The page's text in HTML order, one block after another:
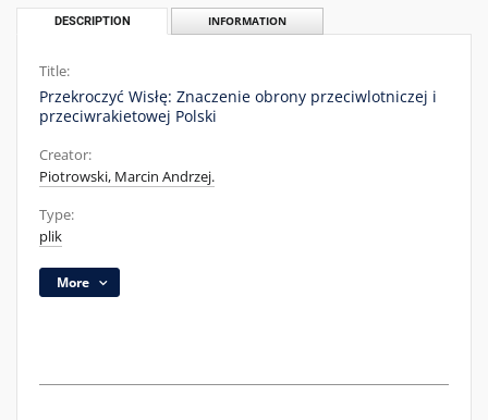
DESCRIPTION INFORMATION
Title:
Przekroczyć Wisłę: Znaczenie obrony przeciwlotniczej i
przeciwrakietowej Polski
Creator:
Piotrowski, Marcin Andrzej.
Type:
plik
More